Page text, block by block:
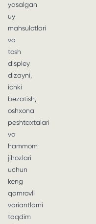
yasalgan
uy
mahsulotlari
va
tosh
displey
dizayni,
ichki
bezatish,
oshxona
peshtaxtalari
va
hammom
jihozlari
uchun
keng
qamrovli
variantlarni
taqdim